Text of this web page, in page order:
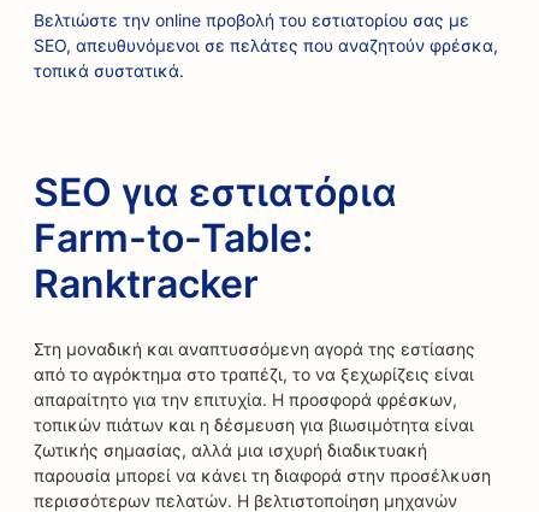
Βελτιώστε την online προβολή του εστιατορίου σας με
SEO, απευθυνόμενοι σε πελάτες που αναζητούν φρέσκα,
τοπικά συστατικά.
SEO για εστιατόρια
Farm-to-Table:
Ranktracker
Στη μοναδική και αναπτυσσόμενη αγορά της εστίασης
από το αγρόκτημα στο τραπέζι, το να ξεχωρίζεις είναι
απαραίτητο για την επιτυχία. Η προσφορά φρέσκων,
τοπικών πιάτων και η δέσμευση για βιωσιμότητα είναι
ζωτικής σημασίας, αλλά μια ισχυρή διαδικτυακή
παρουσία μπορεί να κάνει τη διαφορά στην προσέλκυση
περισσότερων πελατών. Η βελτιστοποίηση μηχανών